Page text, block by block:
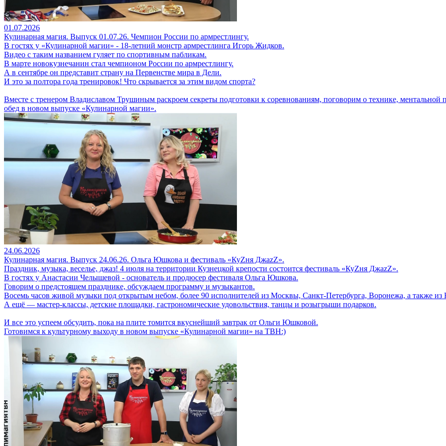
01.07.2026
Кулинарная магия. Выпуск 01.07.26. Чемпион России по армрестлингу.
В гостях у «Кулинарной магии» - 18-летний монстр армрестлинга Игорь Жидков.
Видео с таким названием гуляет по спортивным пабликам.
В марте новокузнечанин стал чемпионом России по армрестлингу.
А в сентябре он представит страну на Первенстве мира в Дели.
И это за полтора года тренировок! Что скрывается за этим видом спорта?
Вместе с тренером Владиславом Трушиным раскроем секреты подготовки к соревнованиям, поговорим о технике,
обед в новом выпуске «Кулинарной магии».
24.06.2026
Кулинарная магия. Выпуск 24.06.26. Ольга Юшкова и фестиваль «КуZня ДжаzZ».
Праздник, музыка, веселье, джаз! 4 июля на территории Кузнецкой крепости состоится фестиваль «КуZня ДжаzZ».
В гостях у Анастасии Челышевой - основатель и продюсер фестиваля Ольга Юшкова.
Говорим о предстоящем празднике, обсуждаем программу и музыкантов.
Восемь часов живой музыки под открытым небом, более 90 исполнителей из Москвы, Санкт-Петербурга, Воронежа, а также
А ещё — мастер-классы, детские площадки, гастрономические удовольствия, танцы и розыгрыши подарков.
И все это успеем обсудить, пока на плите томится вкуснейший завтрак от Ольги Юшковой.
Готовимся к культурному выходу в новом выпуске «Кулинарной магии» на ТВН:)